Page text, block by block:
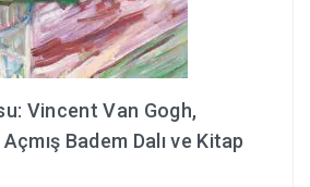
Vincent Van Gogh,
Badem Dalı ve Kitap